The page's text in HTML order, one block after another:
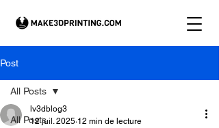
Post
All Posts
All Posts
lv3dblog3
12 juil. 2025 12 min de lecture